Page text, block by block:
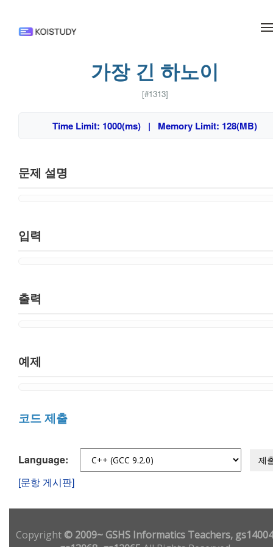
가장 긴 하노이
[#1313]
Time Limit: 1000(ms) | Memory Limit: 128(MB)
문제 설명
입력
출력
예제
코드 제출
Language: 제
[문항 게시판]
Copyright© 2009~ GSHS Informatics Teachers,